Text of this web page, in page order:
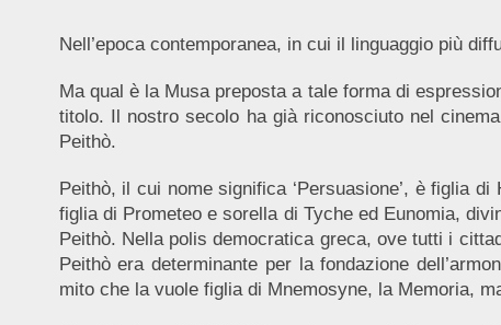
Nell’epoca contemporanea, in cui il linguaggio più
Ma qual è la Musa preposta a tale forma di
titolo. Il nostro secolo ha già riconosciuto nel
Peithò.
Peithò, il cui nome significa ‘Persuasione’, è figlia
figlia di Prometeo e sorella di Tyche ed Eunomia,
Peithò. Nella polis democratica greca, ove tutti i
Peithò era determinante per la fondazione
mito che la vuole figlia di Mnemosyne, la Memoria,